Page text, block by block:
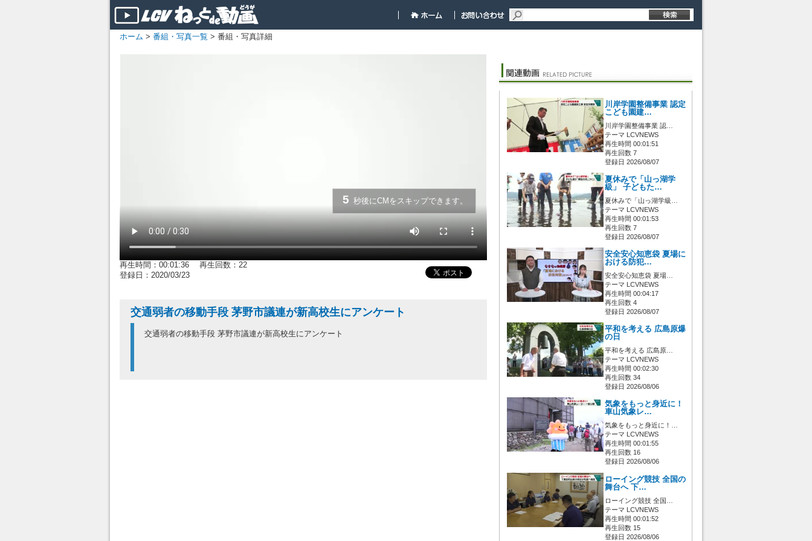
ホーム > 番組・写真一覧 > 番組・写真詳細
5 秒後にCMをスキップできます。
再生時間：00:01:36 再生回数：22
登録日：2020/03/23
交通弱者の移動手段 茅野市議連が新高校生にアンケート
交通弱者の移動手段 茅野市議連が新高校生にアンケート
川岸学園整備事業 認定
こども園建…
川岸学園整備事業 認…
テーマ LCVNEWS
再生時間 00:01:51
再生回数 7
登録日 2026/08/07
夏休みで「山っ湖学
級」 子どもた…
夏休みで「山っ湖学級…
テーマ LCVNEWS
再生時間 00:01:53
再生回数 7
登録日 2026/08/07
安全安心知恵袋 夏場に
おける防犯…
安全安心知恵袋 夏場…
テーマ LCVNEWS
再生時間 00:04:17
再生回数 4
登録日 2026/08/07
平和を考える 広島原爆
の日
平和を考える 広島原…
テーマ LCVNEWS
再生時間 00:02:30
再生回数 34
登録日 2026/08/06
気象をもっと身近に！
車山気象レ…
気象をもっと身近に！…
テーマ LCVNEWS
再生時間 00:01:55
再生回数 16
登録日 2026/08/06
ローイング競技 全国の
舞台へ 下…
ローイング競技 全国…
テーマ LCVNEWS
再生時間 00:01:52
再生回数 15
登録日 2026/08/06